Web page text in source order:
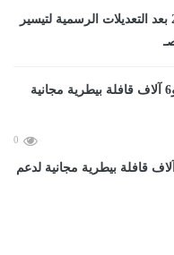
مواعيد المترو والقطارات في رمضان 2026 بعد التعديلات الرسمية لتيسير
0
وزير الزراعة: 35 مليون جرعة تحصين و6 آلاف قافلة بيطرية مجانية لدعم